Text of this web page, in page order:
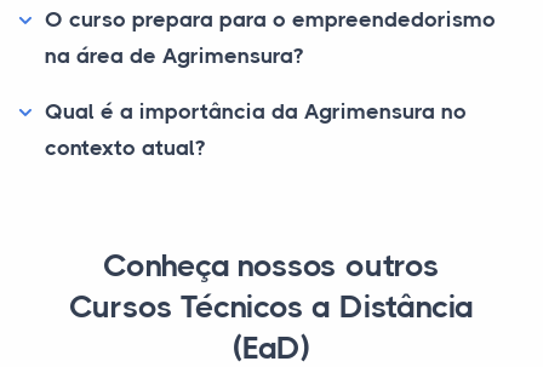
O curso prepara para o empreendedorismo
na área de Agrimensura?
Qual é a importância da Agrimensura no
contexto atual?
Conheça nossos outros
Cursos Técnicos a Distância
(EaD)